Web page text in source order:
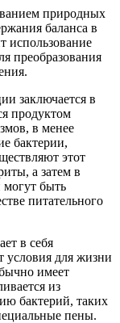
природных
баланса в
использование
преобразования
заключается в
продуктом
в менее
бактерии,
этот
а затем в
быть
питательного
в себя
условия для жизни
имеет
из
бактерий, таких
пены.